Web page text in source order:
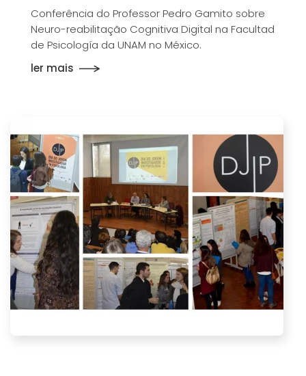
Conferência do Professor Pedro Gamito sobre
Neuro-reabilitação Cognitiva Digital na Facultad
de Psicología da UNAM no México.
ler mais